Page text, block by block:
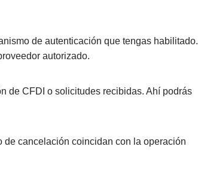
de autenticación que tengas habilitado.
autorizado.
de CFDI o solicitudes recibidas. Ahí podrás
de cancelación coincidan con la operación